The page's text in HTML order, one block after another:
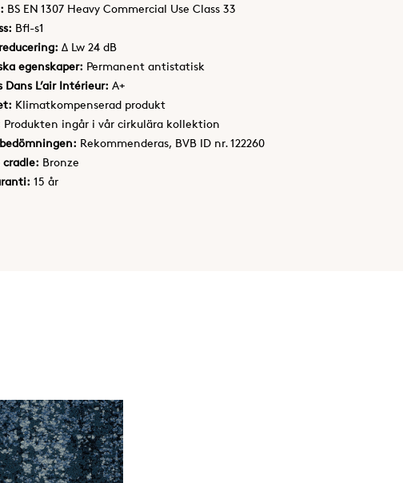
BS EN 1307 Heavy Commercial Use Class 33
Bfl-s1
Δ Lw 24 dB
egenskaper: Permanent antistatisk
Dans L’air Intérieur: A+
Klimatkompenserad produkt
Produkten ingår i vår cirkulära kollektion
Rekommenderas, BVB ID nr. 122260
Bronze
15 år